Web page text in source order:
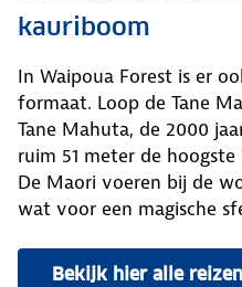
kauriboom
In Waipoua Forest is er
formaat. Loop de Tane
Tane Mahuta, de 2000
ruim 51 meter de
De Maori voeren bij de
wat voor een magische
Bekijk hier alle